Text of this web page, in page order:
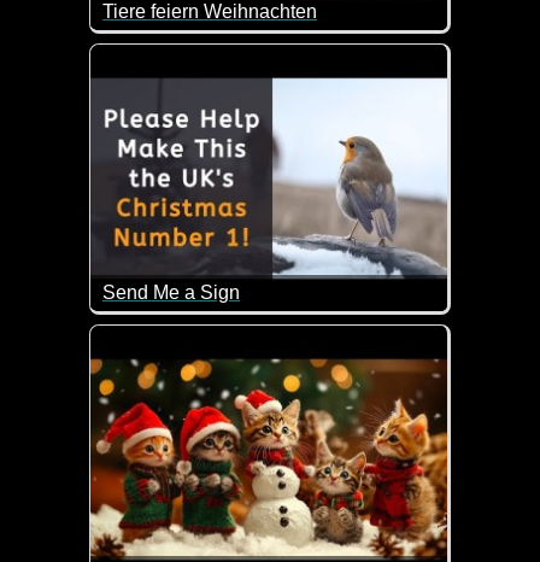
Tiere feiern Weihnachten
Wie lieb und friedlich hier das Weihnachtsfest ist.
Send Me a Sign
Ein sehr emotionales Video, das viele von uns mit